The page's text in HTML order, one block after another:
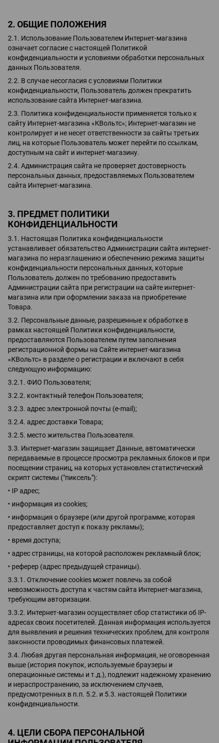
2. ОБЩИЕ ПОЛОЖЕНИЯ
2.1. Использование Пользователем Интернет-магазина
означает согласие с настоящей Политикой
конфиденциальности и условиями обработки персональных
данных Пользователя.
2.2. В случае несогласия с условиями Политики
конфиденциальности, Пользователь должен прекратить
использование сайта Интернет-магазина.
2.3. Политика конфиденциальности применяется только к
сайту Интернет-магазина «КВольтс»; Интернет-магазин не
контролирует и не несет ответственности за сайты третьих
лиц, на которые Пользователь может перейти по ссылкам,
доступным на сайт и интернет-магазину.
2.4. Администрация сайта не проверяет достоверность
персональных данных, предоставляемых Пользователем
сайта Интернет-магазина.
3. ПРЕДМЕТ ПОЛИТИКИ
КОНФИДЕНЦИАЛЬНОСТИ
3.1. Настоящая Политика конфиденциальности
устанавливает обязательство Администрации сайта интернет-
магазина по неразглашению и обеспечению режима защиты
конфиденциальности персональных данных, которые
Пользователь должен по требованию предоставить
Администрации сайта при регистрации на сайте интернет-
магазина или при оформлении заказа на приобретение
Товара.
3.2. Персональные данные, разрешенные к обработке в
рамках настоящей Политики конфиденциальности,
предоставляются Пользователем путем заполнения
регистрационной формы на Сайте интернет-магазина
«КВольтс» в разделе о регистрации и включают в себя
следующую информацию:
3.2.1. ФИО Пользователя;
3.2.2. контактный телефон Пользователя;
3.2.3. адрес электронной почты (e-mail);
3.2.4. адрес доставки Товара;
3.2.5. место жительства Пользователя.
3.3. Интернет-магазин защищает Данные, автоматически
передаваемые в процессе просмотра рекламных блоков и при
посещении страниц, на которых установлен статистический
скрипт системы ("пиксель"):
• IP адрес;
• информация из cookies;
• информация о браузере (или другой программе, которая
предоставляет доступ к показу рекламы);
• время доступа;
• адрес страницы, на которой расположен рекламный блок;
• реферер (адрес предыдущей страницы).
3.3.1. Отключение cookies может повлечь за собой
невозможность доступа к частям сайта Интернет-магазина,
требующим авторизации.
3.3.2. Интернет-магазин осуществляет сбор статистики об IP-
адресах своих посетителей. Данная информация используется
для выявления и решения технических проблем, для контроля
законности проводимых финансовых платежей.
3.4. Любая другая персональная информация, не оговоренная
выше (история покупок, используемые браузеры и
операционные системы и т.д.), подлежит надежному хранению
и нераспространению, за исключением случаев,
предусмотренных в п.п. 5.2. и 5.3. настоящей Политики
конфиденциальности.
4. ЦЕЛИ СБОРА ПЕРСОНАЛЬНОЙ